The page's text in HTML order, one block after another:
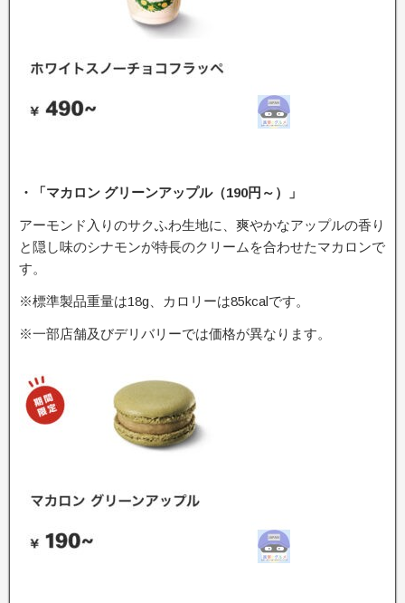
・「マカロン グリーンアップル（190円～）」
アーモンド入りのサクふわ生地に、爽やかなアップルの香り
と隠し味のシナモンが特長のクリームを合わせたマカロンで
す。
※標準製品重量は18g、カロリーは85kcalです。
※一部店舗及びデリバリーでは価格が異なります。